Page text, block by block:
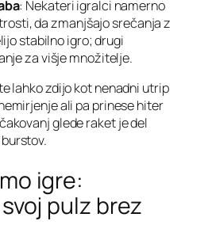
: Nekateri igralci namerno
da zmanjšajo srečanja z
stabilno igro; drugi
za višje množitelje.
lahko zdijo kot nenadni utrip
ali pa prinese hiter
glede raket je del
igre:
pulz brez